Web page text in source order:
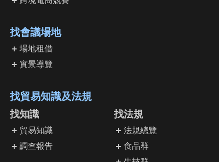
找會議場地
場地租借
實景導覽
找貿易知識及法規
找知識
貿易知識
調查報告
找法規
法規總覽
食品群